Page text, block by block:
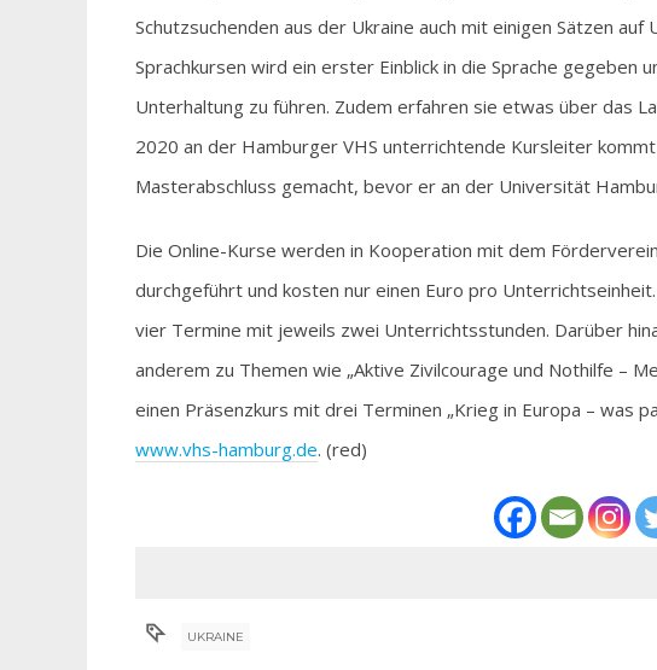
Schutzsuchenden aus der Ukraine auch mit einigen Sätzen
Sprachkursen wird ein erster Einblick in die Sprache gegeben
Unterhaltung zu führen. Zudem erfahren sie etwas über das
2020 an der Hamburger VHS unterrichtende Kursleiter
Masterabschluss gemacht, bevor er an der Universität
Die Online-Kurse werden in Kooperation mit dem
durchgeführt und kosten nur einen Euro pro
vier Termine mit jeweils zwei Unterrichtsstunden. Darüber
anderem zu Themen wie „Aktive Zivilcourage und Nothilfe –
einen Präsenzkurs mit drei Terminen „Krieg in Europa – was
www.vhs-hamburg.de. (red)
UKRAINE